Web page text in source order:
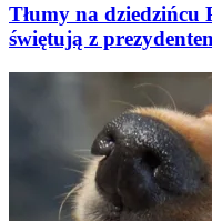
Tłumy na dziedzińcu
świętują z